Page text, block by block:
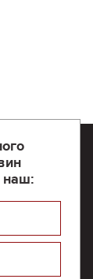
наш: